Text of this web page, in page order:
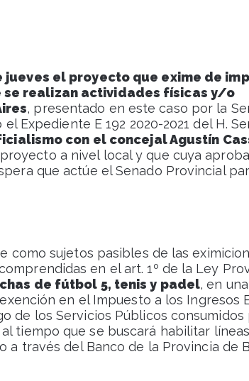
jueves el proyecto que exime de
realizan actividades físicas y/o
, presentado en este caso por la
Expediente E 192 2020-2021 del H.
con el concejal Agustín
a nivel local y que cuya
que actúe el Senado Provincial
como sujetos pasibles de las
en el art. 1º de la Ley
de fútbol 5, tenis y padel, en una
en el Impuesto a los Ingresos
de los Servicios Públicos consumidos
al tiempo que se buscará habilitar
través del Banco de la Provincia de